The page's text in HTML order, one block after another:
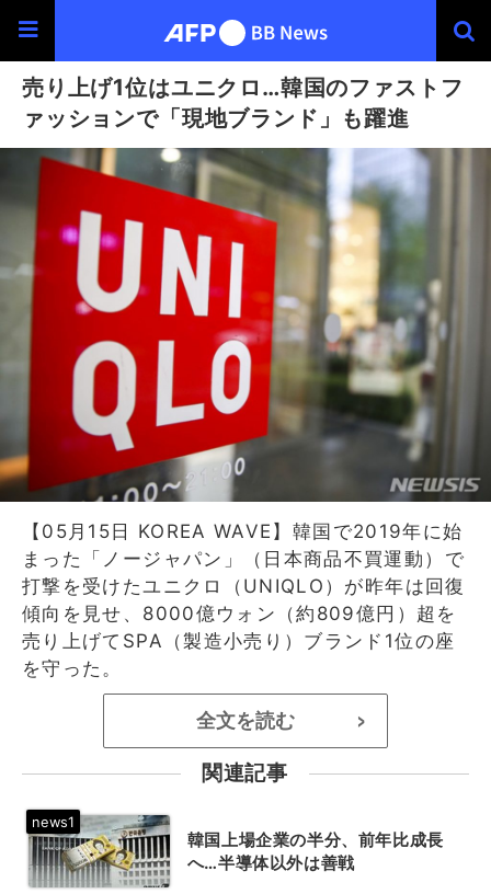
売り上げ1位はユニクロ…韓国のファストフ
ァッションで「現地ブランド」も躍進
【05月15日 KOREA WAVE】韓国で2019年に始
まった「ノージャパン」（日本商品不買運動）で
打撃を受けたユニクロ（UNIQLO）が昨年は回復
傾向を見せ、8000億ウォン（約809億円）超を
売り上げてSPA（製造小売り）ブランド1位の座
を守った。
全文を読む >
関連記事
韓国上場企業の半分、前年比成長
へ…半導体以外は善戦